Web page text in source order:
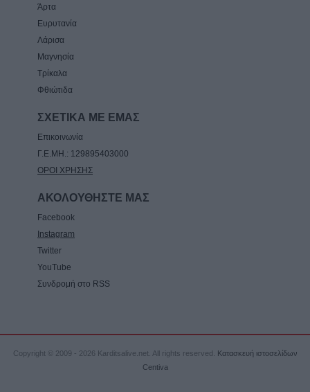
Άρτα
Ευρυτανία
Λάρισα
Μαγνησία
Τρίκαλα
Φθιώτιδα
ΣΧΕΤΙΚΑ ΜΕ ΕΜΑΣ
Επικοινωνία
Γ.Ε.ΜΗ.: 129895403000
ΟΡΟΙ ΧΡΗΣΗΣ
ΑΚΟΛΟΥΘΗΣΤΕ ΜΑΣ
Facebook
Instagram
Twitter
YouTube
Συνδρομή στο RSS
Copyright © 2009 - 2026 Karditsalive.net. All rights reserved.
Κατασκευή ιστοσελίδων
Centiva